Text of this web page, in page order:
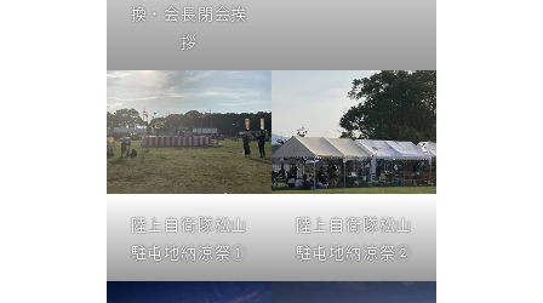
換・会長閉会挨
拶
陸上自衛隊松山
駐屯地納涼祭①
陸上自衛隊松山
駐屯地納涼祭②